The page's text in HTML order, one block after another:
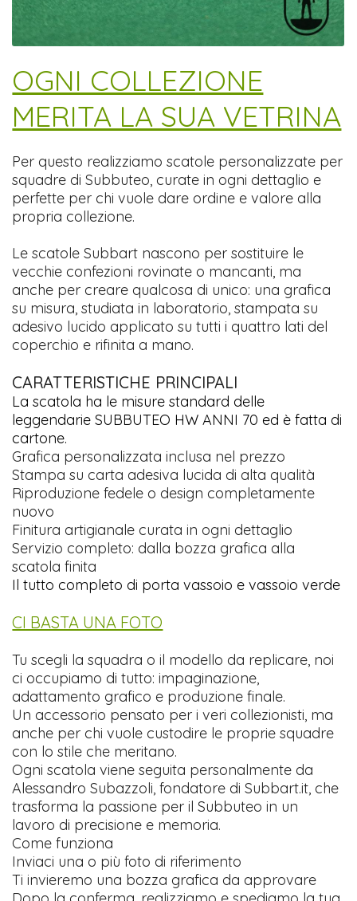
​OGNI COLLEZIONE
MERITA LA SUA VETRINA
Per questo realizziamo scatole personalizzate per
squadre di Subbuteo, curate in ogni dettaglio e
perfette per chi vuole dare ordine e valore alla
propria collezione.
Le scatole Subbart nascono per sostituire le
vecchie confezioni rovinate o mancanti, ma
anche per creare qualcosa di unico: una grafica
su misura, studiata in laboratorio, stampata su
adesivo lucido applicato su tutti i quattro lati del
coperchio e rifinita a mano.
CARATTERISTICHE PRINCIPALI
La scatola ha le misure standard delle
leggendarie SUBBUTEO HW ANNI 70 ed è fatta di
cartone.
Grafica personalizzata inclusa nel prezzo
Stampa su carta adesiva lucida di alta qualità
Riproduzione fedele o design completamente
nuovo
Finitura artigianale curata in ogni dettaglio
Servizio completo: dalla bozza grafica alla
scatola finita
Il tutto completo di porta vassoio e vassoio verde
CI BASTA UNA FOTO
Tu scegli la squadra o il modello da replicare, noi
ci occupiamo di tutto: impaginazione,
adattamento grafico e produzione finale.
Un accessorio pensato per i veri collezionisti, ma
anche per chi vuole custodire le proprie squadre
con lo stile che meritano.
Ogni scatola viene seguita personalmente da
Alessandro Subazzoli, fondatore di Subbart.it, che
trasforma la passione per il Subbuteo in un
lavoro di precisione e memoria.
Come funziona
Inviaci una o più foto di riferimento
Ti invieremo una bozza grafica da approvare